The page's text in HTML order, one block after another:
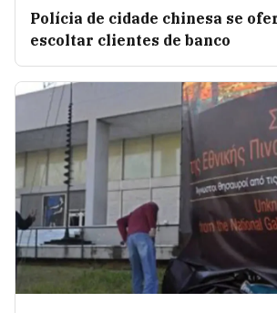
Polícia de cidade chinesa se
escoltar clientes de banco